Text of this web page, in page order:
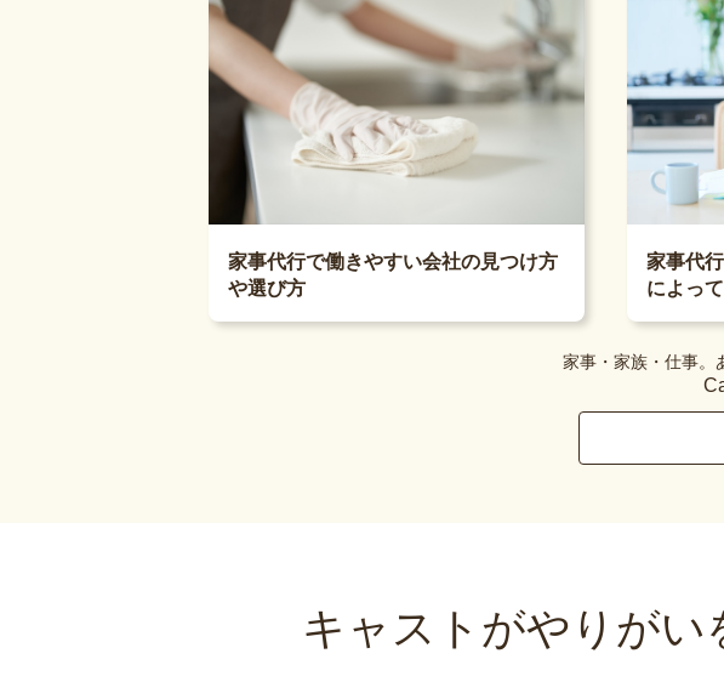
家事代行で働きやすい会社の見つけ方
や選び方
家事代
によっ
家事・家族・仕事。
キャストがやりがい